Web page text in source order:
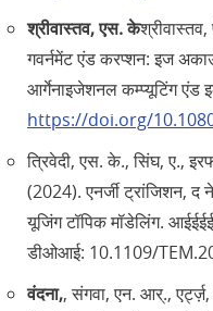
श्रीवास्तव, एस. के
गवर्नमेंट एंड करप्शन: इज
आर्गेनाइजेशनल कम्प्यूटिंग एंड
https://doi.org/
त्रिवेदी, एस. के., सिंघ, ए.,
(2024). एनर्जी ट्रांजिशन, द
यूजिंग टॉपिक मॉडेलिंग.
डीओआई: 10.1109/
वंदना,, संगवा, एन. आर्‌.,